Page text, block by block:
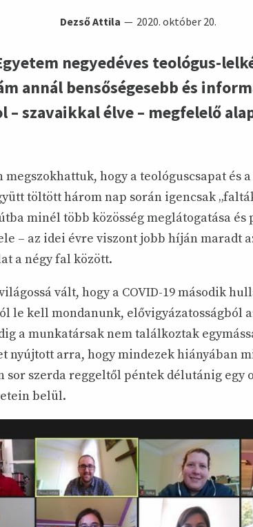
Dezső Attila 2020. október 20.
negyedéves teológus-
annál bensőségesebb és
– szavaikkal élve – megfelelő
hogy a teológuscsapat és
töltött három nap során igencsak
minél több közösség meglátogatása és
– az idei évre viszont jobb híján maradt
a négy fal között.
vált, hogy a COVID-19 második
le kell mondanunk, elővigyázatosságból
a munkatársak nem találkoztak
nyújtott arra, hogy mindezek hiányában
sor szerda reggeltől péntek délutánig egy
belül.